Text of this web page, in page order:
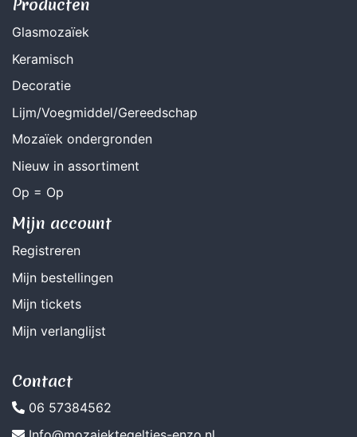
Producten
Glasmozaïek
Keramisch
Decoratie
Lijm/Voegmiddel/Gereedschap
Mozaïek ondergronden
Nieuw in assortiment
Op = Op
Mijn account
Registreren
Mijn bestellingen
Mijn tickets
Mijn verlanglijst
Contact
06 57384562